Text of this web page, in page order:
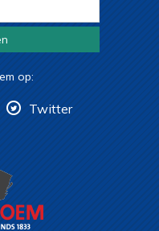
op:
Twitter